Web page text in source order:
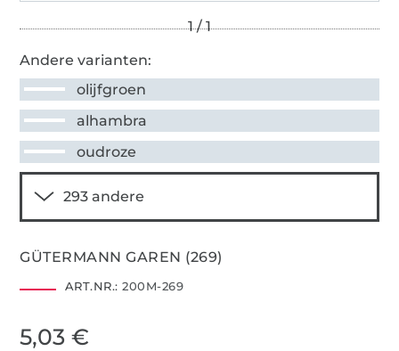
Andere varianten:
olijfgroen
alhambra
oudroze
GÜTERMANN GAREN (269)
ART.NR.: 200M-269
5,03 €